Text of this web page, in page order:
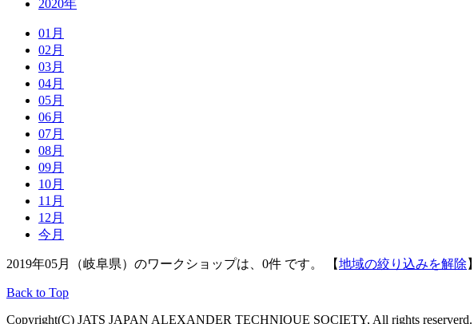
2020年
01月
02月
03月
04月
05月
06月
07月
08月
09月
10月
11月
12月
今月
2019年05月（岐阜県）のワークショップは、0件 です。 【地域の絞り込みを解除 】
Back to Top
Copyright(C) JATS JAPAN ALEXANDER TECHNIQUE SOCIETY, All rights reserverd.